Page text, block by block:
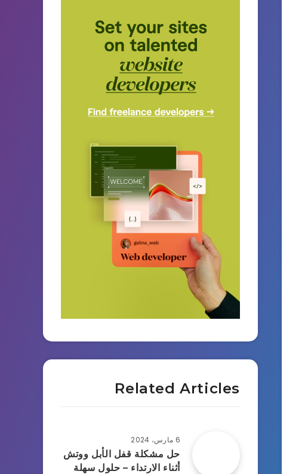
Related Articles
6 مارس، 2024
حل مشكلة قفل الأبل ووتش
أثناء الارتداء – حلول سهلة